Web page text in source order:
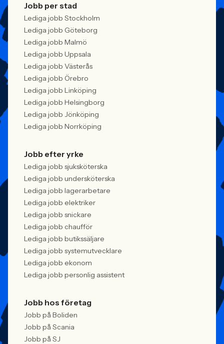
Jobb per stad
Lediga jobb Stockholm
Lediga jobb Göteborg
Lediga jobb Malmö
Lediga jobb Uppsala
Lediga jobb Västerås
Lediga jobb Örebro
Lediga jobb Linköping
Lediga jobb Helsingborg
Lediga jobb Jönköping
Lediga jobb Norrköping
Jobb efter yrke
Lediga jobb sjuksköterska
Lediga jobb undersköterska
Lediga jobb lagerarbetare
Lediga jobb elektriker
Lediga jobb snickare
Lediga jobb chaufför
Lediga jobb butikssäljare
Lediga jobb systemutvecklare
Lediga jobb ekonom
Lediga jobb personlig assistent
Jobb hos företag
Jobb på Boliden
Jobb på Scania
Jobb på SJ